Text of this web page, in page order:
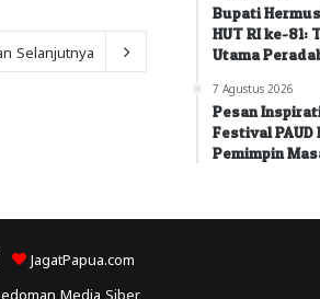
Selanjutnya
Bupati
HUT RI ke-81:
Utama
7 Agustus 2026
Pesan
Festival
Pemimpin
JagatPapua.com
Media Siber